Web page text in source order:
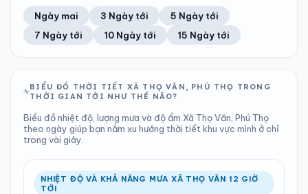
25°C 47%
Khả năng mưa
1.5 mm
Tổng cả ngày
998 hPa
Bình thường
12
Chỉ số UV
Tốt
Ước lượng
24°C
Ổn định
8%
Khả năng mưa
Trung bình ngày Tốc độ gió
TIA UV TẦM NHÌN
LƯỢNG MƯA
34.71 mm
Tổng cả ngày
ÁP SUẤT
999 hPa
Bình thường
Ổn định Khả năng mưa
Ngày mai 3 Ngày tới
5 Ngày tới
7 Ngày tới
10 Ngày tới 15 Ngày tới
BIỂU ĐỒ THỜI TIẾT XÃ THỌ VĂN, PHÚ THỌ TRONG
THỜI GIAN TỚI NHƯ THẾ NÀO?
Biểu đồ nhiệt độ, lượng mưa và độ ẩm Xã Thọ Văn, Phú Thọ
theo ngày giúp bạn nắm xu hướng thời tiết khu vực mình ở chỉ
trong vài giây.
NHIỆT ĐỘ VÀ KHẢ NĂNG MƯA XÃ THỌ VĂN 12 GIỜ
TỚI